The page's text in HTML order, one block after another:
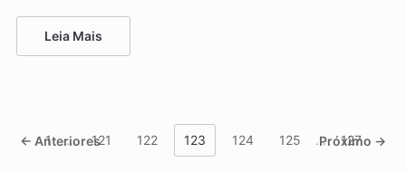
Leia Mais
← Anteriores
1 … 121 122 123 124 125 … 127
Próximo →